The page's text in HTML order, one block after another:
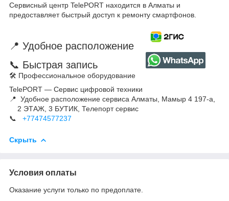
Сервисный центр TelePORT находится в Алматы и
предоставляет быстрый доступ к ремонту смартфонов.
📍 Удобное расположение
📞 Быстрая запись
🛠 Профессиональное оборудование
TelePORT — Сервис цифровой техники
📍 Удобное расположение сервиса Алматы, Мамыр 4 197-а,
2 ЭТАЖ, 3 БУТИК, Телепорт сервис
📞
+77474577237
Скрыть
Условия оплаты
Оказание услуги только по предоплате.